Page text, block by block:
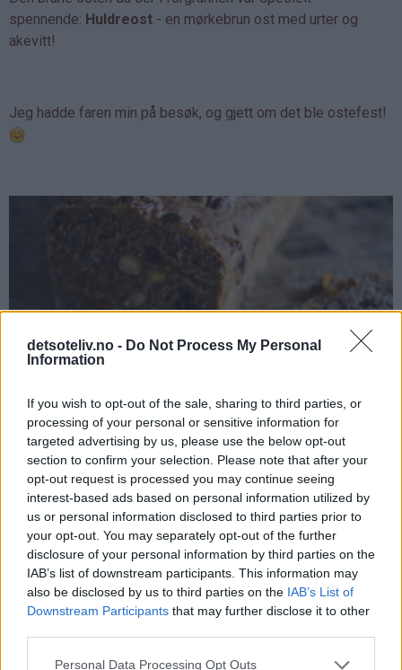
detsoteliv.no - Do Not Process My Personal
Information
If you wish to opt-out of the sale, sharing to third parties, or
processing of your personal or sensitive information for
targeted advertising by us, please use the below opt-out
section to confirm your selection. Please note that after your
opt-out request is processed you may continue seeing
interest-based ads based on personal information utilized by
us or personal information disclosed to third parties prior to
your opt-out. You may separately opt-out of the further
disclosure of your personal information by third parties on the
IAB’s list of downstream participants. This information may
also be disclosed by us to third parties on the IAB’s List of
Downstream Participants that may further disclose it to other
Personal Data Processing Opt Outs
spennende: Huldreost - en mørkebrun ost med urter og
akevitt!
Jeg hadde faren min på besøk, og gjett om det ble ostefest!
Jeg fikk tatt noen bilder før både Nøttebrødet og ostene
forsvant...